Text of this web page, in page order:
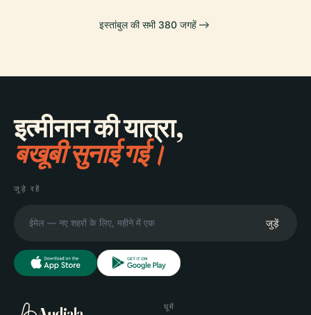
इस्तांबुल की सभी 380 जगहें
इत्मीनान की यात्रा,
बखूबी सुनाई गई।
जुड़े रहें
जुड़ें
घूमें